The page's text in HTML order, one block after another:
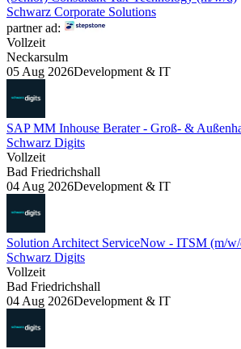
Schwarz Corporate Solutions
partner ad:
Vollzeit
Neckarsulm
05 Aug 2026Development & IT
SAP MM Inhouse Berater - Groß- &
Schwarz Digits
Vollzeit
Bad Friedrichshall
04 Aug 2026Development & IT
Solution Architect ServiceNow - ITSM (m/
Schwarz Digits
Vollzeit
Bad Friedrichshall
04 Aug 2026Development & IT